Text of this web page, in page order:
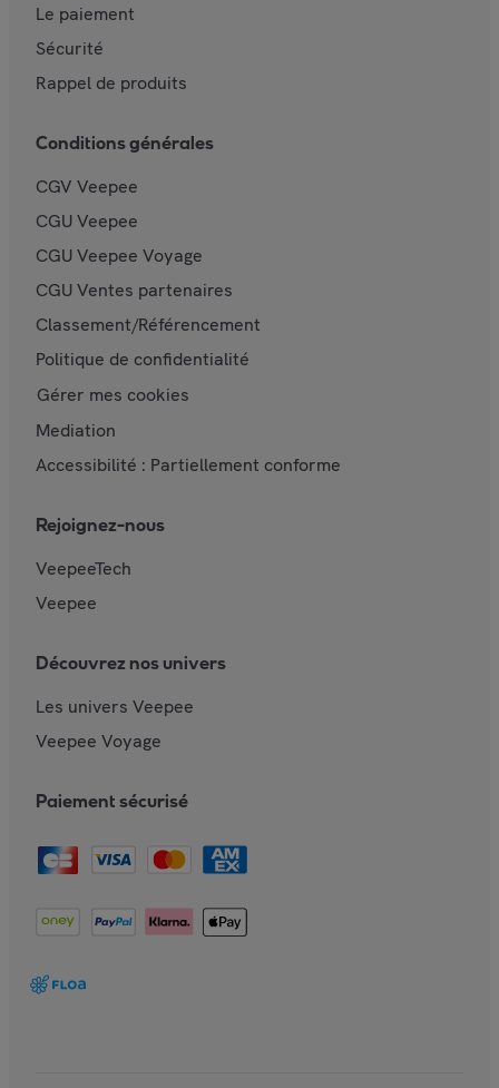
Le paiement
Sécurité
Rappel de produits
Conditions générales
CGV Veepee
CGU Veepee
CGU Veepee Voyage
CGU Ventes partenaires
Classement/Référencement
Politique de confidentialité
Gérer mes cookies
Mediation
Accessibilité : Partiellement conforme
Rejoignez-nous
VeepeeTech
Veepee
Découvrez nos univers
Les univers Veepee
Veepee Voyage
Paiement sécurisé